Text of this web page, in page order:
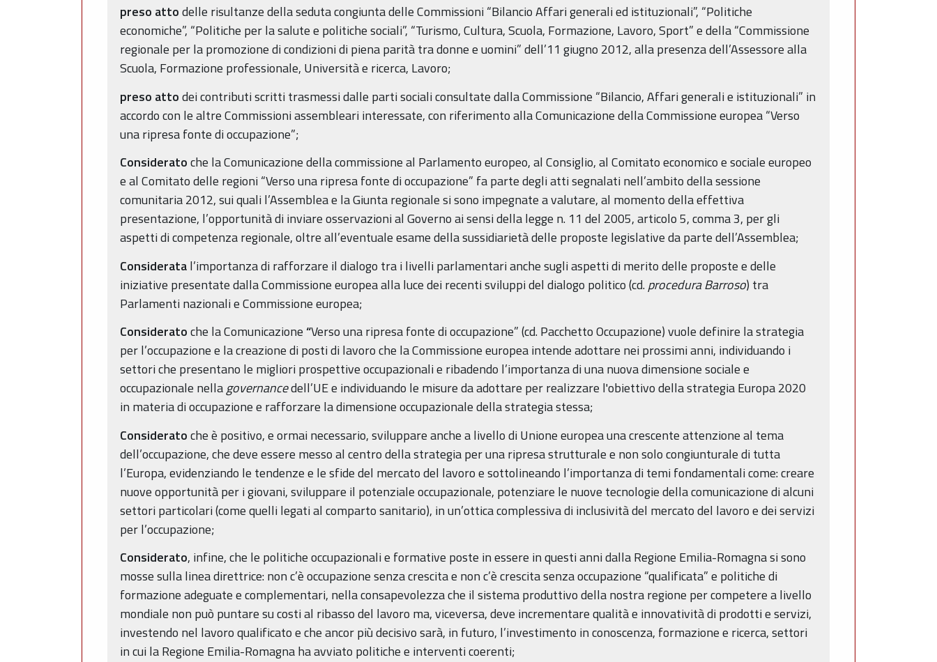
preso attodelle risultanze della seduta congiunta delle Commissioni “Bilancio Affari generali ed istituzionali”, “Politiche
economiche”, “Politiche per la salute e politiche sociali”, “Turismo, Cultura, Scuola, Formazione, Lavoro, Sport” e della “Commissione
regionale per la promozione di condizioni di piena parità tra donne e uomini” dell’11 giugno 2012, alla presenza dell’Assessore alla
Scuola, Formazione professionale, Università e ricerca, Lavoro;
preso attodei contributi scritti trasmessi dalle parti sociali consultate dalla Commissione “Bilancio, Affari generali e istituzionali” in
accordo con le altre Commissioni assembleari interessate, con riferimento alla Comunicazione della Commissione europea “Verso
una ripresa fonte di occupazione”;
Consideratoche la Comunicazione della commissione al Parlamento europeo, al Consiglio, al Comitato economico e sociale europeo
e al Comitato delle regioni “Verso una ripresa fonte di occupazione” fa parte degli atti segnalati nell’ambito della sessione
comunitaria 2012, sui quali l’Assemblea e la Giunta regionale si sono impegnate a valutare, al momento della effettiva
presentazione, l’opportunità di inviare osservazioni al Governo ai sensi della legge n. 11 del 2005, articolo 5, comma 3, per gli
aspetti di competenza regionale, oltre all’eventuale esame della sussidiarietà delle proposte legislative da parte dell’Assemblea;
Consideratal’importanza di rafforzare il dialogo tra i livelli parlamentari anche sugli aspetti di merito delle proposte e delle
iniziative presentate dalla Commissione europea alla luce dei recenti sviluppi del dialogo politico (cd.procedura Barroso) tra
Parlamenti nazionali e Commissione europea;
Consideratoche la Comunicazione “Verso una ripresa fonte di occupazione” (cd. Pacchetto Occupazione) vuole definire la strategia
per l’occupazione e la creazione di posti di lavoro che la Commissione europea intende adottare nei prossimi anni, individuando i
settori che presentano le migliori prospettive occupazionali e ribadendo l’importanza di una nuova dimensione sociale e
occupazionale nellagovernancedell’UE e individuando le misure da adottare per realizzare l'obiettivo della strategia Europa 2020
in materia di occupazione e rafforzare la dimensione occupazionale della strategia stessa;
Consideratoche è positivo, e ormai necessario, sviluppare anche a livello di Unione europea una crescente attenzione al tema
dell’occupazione, che deve essere messo al centro della strategia per una ripresa strutturale e non solo congiunturale di tutta
l’Europa, evidenziando le tendenze e le sfide del mercato del lavoro e sottolineando l’importanza di temi fondamentali come: creare
nuove opportunità per i giovani, sviluppare il potenziale occupazionale, potenziare le nuove tecnologie della comunicazione di alcuni
settori particolari (come quelli legati al comparto sanitario), in un’ottica complessiva di inclusività del mercato del lavoro e dei servizi
per l’occupazione;
Considerato, infine, che le politiche occupazionali e formative poste in essere in questi anni dalla Regione Emilia-Romagna si sono
mosse sulla linea direttrice: non c’è occupazione senza crescita e non c’è crescita senza occupazione “qualificata” e politiche di
formazione adeguate e complementari, nella consapevolezza che il sistema produttivo della nostra regione per competere a livello
mondiale non può puntare su costi al ribasso del lavoro ma, viceversa, deve incrementare qualità e innovatività di prodotti e servizi,
investendo nel lavoro qualificato e che ancor più decisivo sarà, in futuro, l’investimento in conoscenza, formazione e ricerca, settori
in cui la Regione Emilia-Romagna ha avviato politiche e interventi coerenti;